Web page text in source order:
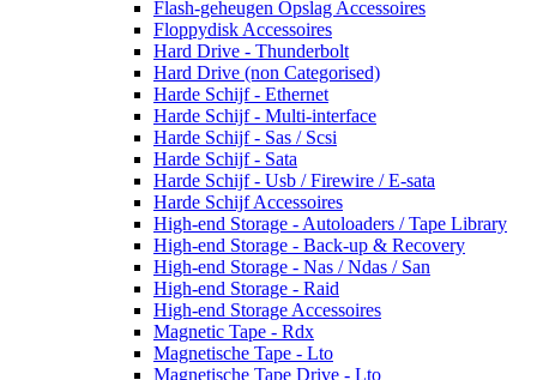
Flash-geheugen Opslag Accessoires
Floppydisk Accessoires
Hard Drive - Thunderbolt
Hard Drive (non Categorised)
Harde Schijf - Ethernet
Harde Schijf - Multi-interface
Harde Schijf - Sas / Scsi
Harde Schijf - Sata
Harde Schijf - Usb / Firewire / E-sata
Harde Schijf Accessoires
High-end Storage - Autoloaders / Tape Library
High-end Storage - Back-up & Recovery
High-end Storage - Nas / Ndas / San
High-end Storage - Raid
High-end Storage Accessoires
Magnetic Tape - Rdx
Magnetische Tape - Lto
Magnetische Tape Drive - Lto